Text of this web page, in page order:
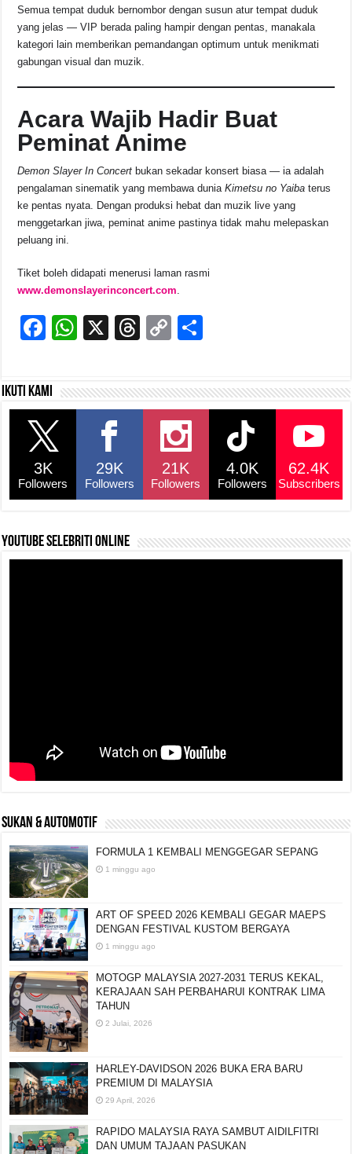
Semua tempat duduk bernombor dengan susun atur tempat duduk
yang jelas — VIP berada paling hampir dengan pentas, manakala
kategori lain memberikan pemandangan optimum untuk menikmati
gabungan visual dan muzik.
Acara Wajib Hadir Buat
Peminat Anime
Demon Slayer In Concert bukan sekadar konsert biasa — ia adalah
pengalaman sinematik yang membawa duniaKimetsu no Yaiba terus
ke pentas nyata. Dengan produksi hebat dan muzik live yang
menggetarkan jiwa, peminat anime pastinya tidak mahu melepaskan
peluang ini.
Tiket boleh didapati menerusi laman rasmi
www.demonslayerinconcert.com.
F
c
e
b
o
o
k
W
s
p
X
T
a
C
y
Li
n
k
e
Ikuti kami
3K
Followers
29K
Followers
21K
Followers
4.0K
Followers
62.4K
Subscribers
YouTube selebriti online
SUKAN & AUTOMOTIF
FORMULA 1 KEMBALI MENGGEGAR SEPANG
1 minggu ago
ART OF SPEED 2026 KEMBALI GEGAR MAEPS
DENGAN FESTIVAL KUSTOM BERGAYA
1 minggu ago
MOTOGP MALAYSIA 2027-2031 TERUS KEKAL,
KERAJAAN SAH PERBAHARUI KONTRAK LIMA
TAHUN
2 Julai, 2026
HARLEY-DAVIDSON 2026 BUKA ERA BARU
PREMIUM DI MALAYSIA
29 April, 2026
RAPIDO MALAYSIA RAYA SAMBUT AIDILFITRI
DAN UMUM TAJAAN PASUKAN